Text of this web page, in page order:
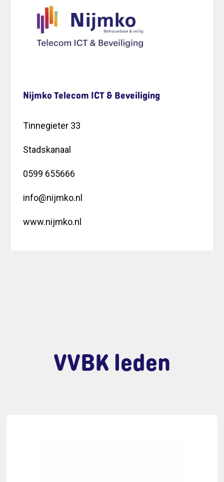
Nijmko Telecom ICT & Beveiliging
Tinnegieter 33
Stadskanaal
0599 655666
info@nijmko.nl
www.nijmko.nl
VVBK leden